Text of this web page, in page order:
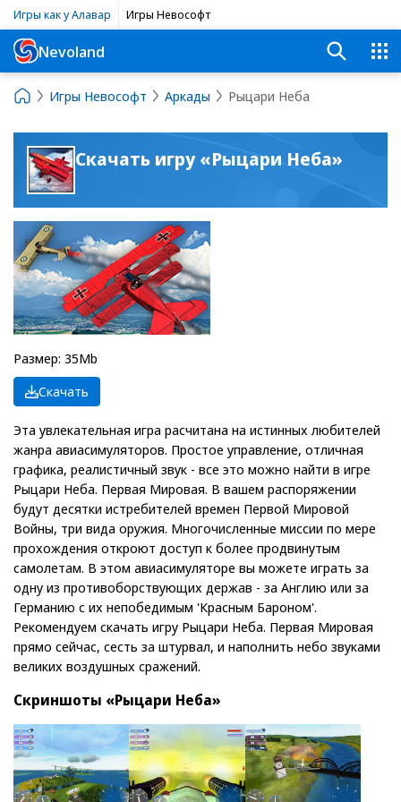
Игры как у Алавар Игры Невософт
Nevoland
Игры Невософт Аркады Рыцари Неба
Скачать игру «Рыцари Неба»
Размер: 35Mb
Скачать
Эта увлекательная игра расчитана на истинных любителей
жанра авиасимуляторов. Простое управление, отличная
графика, реалистичный звук - все это можно найти в игре
Рыцари Неба. Первая Мировая. В вашем распоряжении
будут десятки истребителей времен Первой Мировой
Войны, три вида оружия. Многочисленные миссии по мере
прохождения откроют доступ к более продвинутым
самолетам. В этом авиасимуляторе вы можете играть за
одну из противоборствующих держав - за Англию или за
Германию с их непобедимым 'Красным Бароном'.
Рекомендуем скачать игру Рыцари Неба. Первая Мировая
прямо сейчас, сесть за штурвал, и наполнить небо звуками
великих воздушных сражений.
Скриншоты «Рыцари Неба»